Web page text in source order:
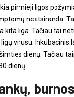
pirmieji ligos
neatsiranda.
kita liga. Tačiau tai
virusu. Inkubacinis
dienų. Tačiau
dienų.